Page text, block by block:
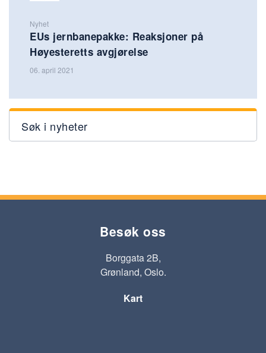
Nyhet
EUs jernbanepakke: Reaksjoner på
Høyesteretts avgjørelse
06. april 2021
Søk i nyheter
Besøk oss
Borggata 2B,
Grønland, Oslo.
Kart